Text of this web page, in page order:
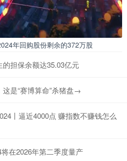
年回购股份剩余的372万股
担保余额达35.03亿元
是“赛博算命”杀猪盘→
丨逼近4000点 赚指数不赚钱怎么
在2026年第二季度量产